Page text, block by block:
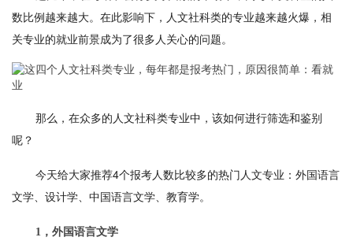
数比例越来越大。在此影响下，人文社科类的专业越来越火爆，相
关专业的就业前景成为了很多人关心的问题。
那么，在众多的人文社科类专业中，该如何进行筛选和鉴别
呢？
今天给大家推荐4个报考人数比较多的热门人文专业：外国语言
文学、设计学、中国语言文学、教育学。
1，外国语言文学